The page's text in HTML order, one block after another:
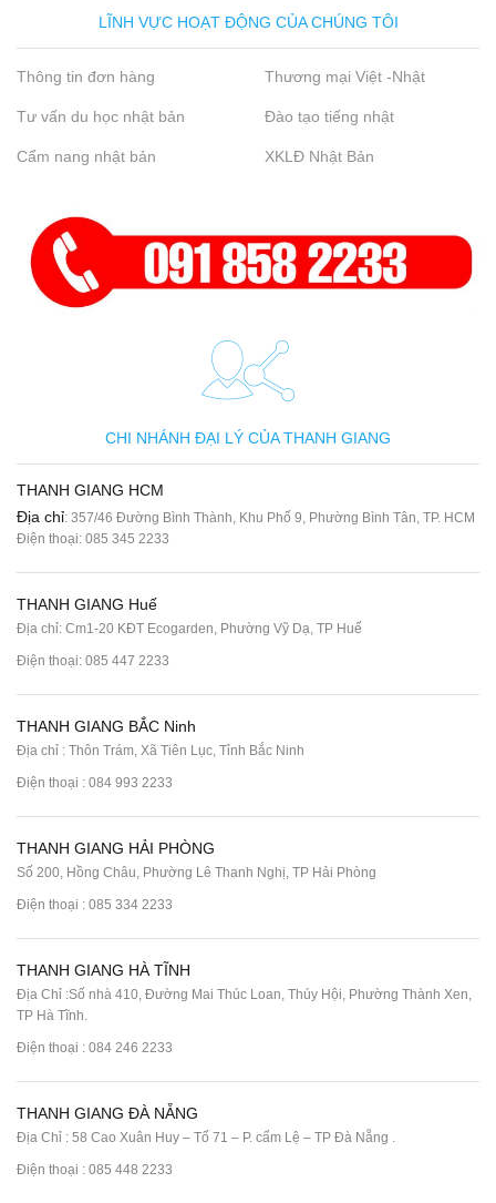
LĨNH VỰC HOẠT ĐỘNG CỦA CHÚNG TÔI
Thông tin đơn hàng Thương mại Việt -Nhật
Tư vấn du học nhật bản Đào tạo tiếng nhật
Cẩm nang nhật bản XKLĐ Nhật Bản
CHI NHÁNH ĐẠI LÝ CỦA THANH GIANG
THANH GIANG HCM
Địa chỉ: 357/46 Đường Bình Thành, Khu Phố 9, Phường Bình Tân, TP. HCM
Điện thoại: 085 345 2233
THANH GIANG Huế
Địa chỉ: Cm1-20 KĐT Ecogarden, Phường Vỹ Dạ, TP Huế
Điện thoại: 085 447 2233
THANH GIANG BẮC Ninh
Địa chỉ : Thôn Trám, Xã Tiên Lục, Tỉnh Bắc Ninh
Điện thoại : 084 993 2233
THANH GIANG HẢI PHÒNG
Số 200, Hồng Châu, Phường Lê Thanh Nghị, TP Hải Phòng
Điện thoại : 085 334 2233
THANH GIANG HÀ TĨNH
Địa Chỉ :Số nhà 410, Đường Mai Thúc Loan, Thúy Hội, Phường Thành Xen,
TP Hà Tĩnh.
Điện thoại : 084 246 2233
THANH GIANG ĐÀ NẴNG
Địa Chỉ : 58 Cao Xuân Huy – Tổ 71 – P. cẩm Lệ – TP Đà Nẵng .
Điện thoại : 085 448 2233